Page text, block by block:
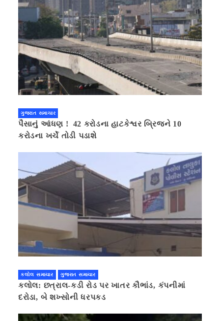
ગુજરાત સમાચાર
પૈસાનું આંધણ ! 42 કરોડના હાટકેશ્વર બ્રિજને 10
કરોડના ખર્ચે તોડી પડાશે
કલોલ સમાચાર ગુજરાત સમાચાર
કલોલ: છત્રાલ-કડી રોડ પર ખાતર કૌભાંડ, કંપનીમાં
દરોડા, બે શખ્સોની ધરપકડ